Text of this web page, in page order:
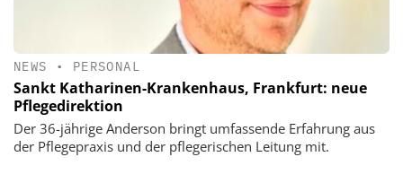
NEWS • PERSONAL
Sankt Katharinen-Krankenhaus, Frankfurt: neue
Pflegedirektion
Der 36-jährige Anderson bringt umfassende Erfahrung aus
der Pflegepraxis und der pflegerischen Leitung mit.